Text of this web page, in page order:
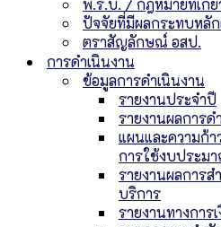
พ.ร.บ. / กฎหมายที่เกี่ย
ปัจจัยที่มีผลกระทบหลั
ตราสัญลักษณ์ อสป.
การดำเนินงาน
ข้อมูลการดำเนินงาน
รายงานประจำปี
รายงานผลการด
แผนและความก้า
การใช้งบประม
รายงานผลการส
บริการ
รายงานทางการ